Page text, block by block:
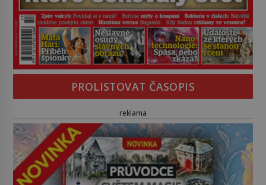
PROLISTOVAT ČASOPIS
reklama